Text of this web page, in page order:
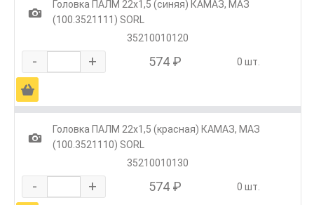
1
Головка ПАЛМ 22х1,5 (синяя) КАМАЗ, МАЗ
(100.3521111) SORL
35210010120
- + 574 ₽ 0 шт.
Ä
1
Головка ПАЛМ 22х1,5 (красная) КАМАЗ, МАЗ
(100.3521110) SORL
35210010130
- + 574 ₽ 0 шт.